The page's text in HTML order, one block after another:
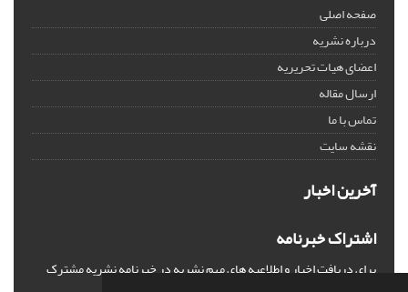
صفحه اصلی
درباره نشریه
اعضای هیات تحریریه
ارسال مقاله
تماس با ما
نقشه سایت
آخرین اخبار
اشتراک خبرنامه
برای دریافت اخبار و اطلاعیه های مهم نشریه در خبرنامه نشریه مشترک